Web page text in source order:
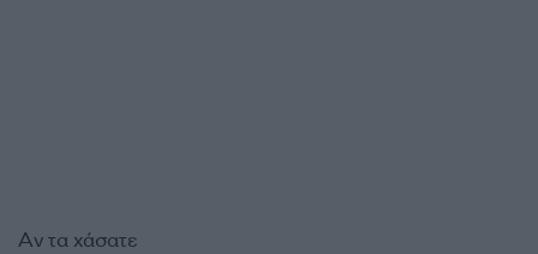
Αν τα χάσατε